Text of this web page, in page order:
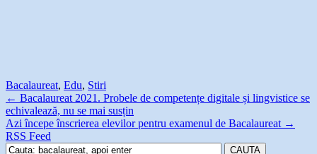
Bacalaureat, Edu, Stiri
← Bacalaureat 2021. Probele de competențe digitale și lingvistice se
echivalează, nu se mai susțin
Azi începe înscrierea elevilor pentru examenul de Bacalaureat →
RSS Feed